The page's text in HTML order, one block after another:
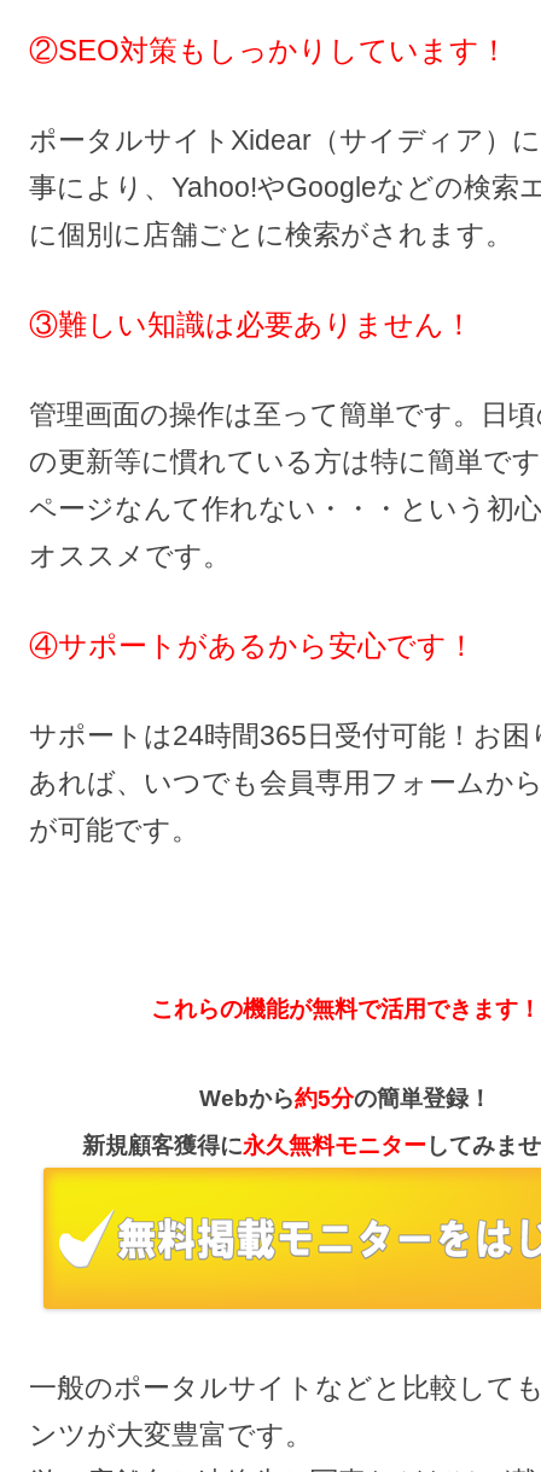
②SEO対策もしっかりしています！
ポータルサイトXidear（サイディア）
事により、Yahoo!やGoogleなどの検索
に個別に店舗ごとに検索がされます。
③難しい知識は必要ありません！
管理画面の操作は至って簡単です。日
の更新等に慣れている方は特に簡単で
ページなんて作れない・・・という初
オススメです。
④サポートがあるから安心です！
サポートは24時間365日受付可能！お困
あれば、いつでも会員専用フォームか
が可能です。
これらの機能が無料で活用できます！
Webから約5分の簡単登録！
新規顧客獲得に永久無料モニター してみま
一般のポータルサイトなどと比較して
ンツが大変豊富です。